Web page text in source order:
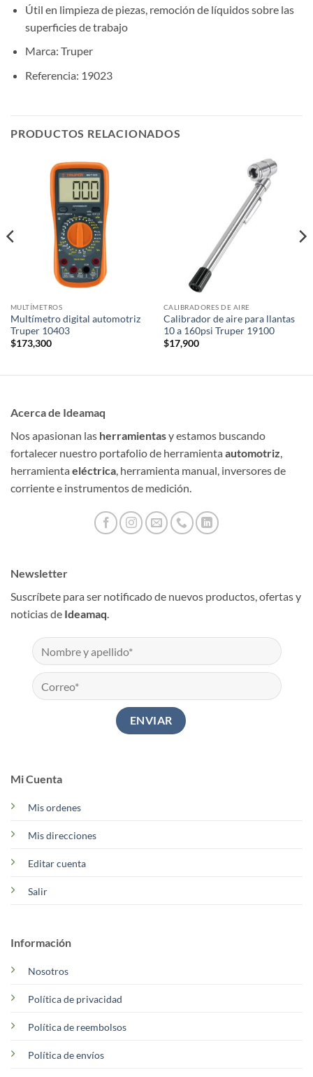
Útil en limpieza de piezas, remoción de líquidos sobre las
superficies de trabajo
Marca: Truper
Referencia: 19023
PRODUCTOS RELACIONADOS
MULTÍMETROS
Multímetro digital automotriz
Truper 10403
$173,300
CALIBRADORES DE AIRE
Calibrador de aire para llantas
10 a 160psi Truper 19100
$17,900
Acerca de Ideamaq
Nos apasionan las herramientasy estamos buscando
fortalecer nuestro portafolio de herramienta automotriz,
herramienta eléctrica, herramienta manual, inversores de
corriente e instrumentos de medición.
Mi Cuenta
Mis ordenes
Mis direcciones
Editar cuenta
Salir
Información
Nosotros
Política de privacidad
Política de reembolsos
Política de envíos
Newsletter
Suscríbete para ser notificado de nuevos productos, ofertas y
noticias de Ideamaq.